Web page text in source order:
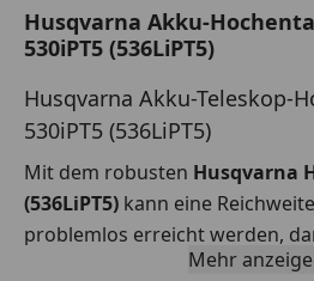
Husqvarna Akku-
530iPT5 (536LiPT5)
Husqvarna Akku-Teleskop-
530iPT5 (536LiPT5)
Mit dem robusten Husqvarna
(536LiPT5) kann eine
problemlos erreicht werden,
geringe
Mehr